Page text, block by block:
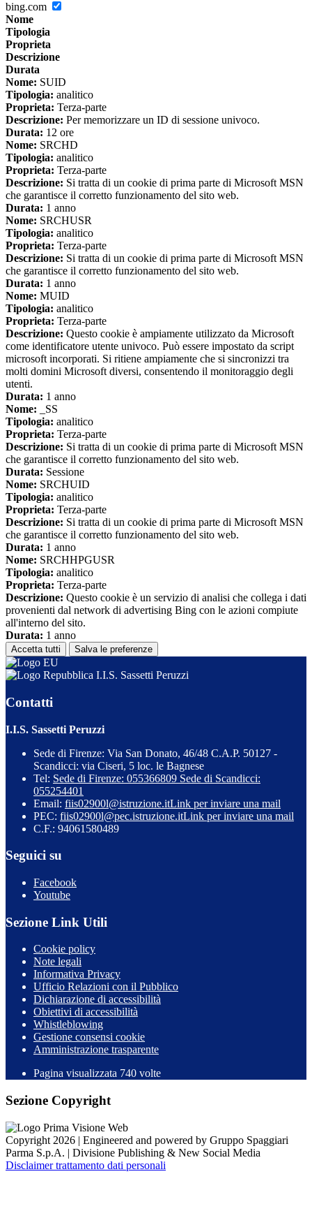
bing.com
Nome
Tipologia
Proprieta
Descrizione
Durata
Nome: SUID
Tipologia: analitico
Proprieta: Terza-parte
Descrizione: Per memorizzare un ID di sessione univoco.
Durata: 12 ore
Nome: SRCHD
Tipologia: analitico
Proprieta: Terza-parte
Descrizione: Si tratta di un cookie di prima parte di Microsoft MSN
che garantisce il corretto funzionamento del sito web.
Durata: 1 anno
Nome: SRCHUSR
Tipologia: analitico
Proprieta: Terza-parte
Descrizione: Si tratta di un cookie di prima parte di Microsoft MSN
che garantisce il corretto funzionamento del sito web.
Durata: 1 anno
Nome: MUID
Tipologia: analitico
Proprieta: Terza-parte
Descrizione: Questo cookie è ampiamente utilizzato da Microsoft
come identificatore utente univoco. Può essere impostato da script
microsoft incorporati. Si ritiene ampiamente che si sincronizzi tra
molti domini Microsoft diversi, consentendo il monitoraggio degli
utenti.
Durata: 1 anno
Nome: _SS
Tipologia: analitico
Proprieta: Terza-parte
Descrizione: Si tratta di un cookie di prima parte di Microsoft MSN
che garantisce il corretto funzionamento del sito web.
Durata: Sessione
Nome: SRCHUID
Tipologia: analitico
Proprieta: Terza-parte
Descrizione: Si tratta di un cookie di prima parte di Microsoft MSN
che garantisce il corretto funzionamento del sito web.
Durata: 1 anno
Nome: SRCHHPGUSR
Tipologia: analitico
Proprieta: Terza-parte
Descrizione: Questo cookie è un servizio di analisi che collega i dati
provenienti dal network di advertising Bing con le azioni compiute
all'interno del sito.
Durata: 1 anno
Accetta tutti Salva le preferenze
I.I.S. Sassetti Peruzzi
Contatti
I.I.S. Sassetti Peruzzi
Sede di Firenze: Via San Donato, 46/48 C.A.P. 50127 -
Scandicci: via Ciseri, 5 loc. le Bagnese
Tel: Sede di Firenze: 055366809 Sede di Scandicci:
055254401
Email: fiis02900l@istruzione.itLink per inviare una mail
PEC: fiis02900l@pec.istruzione.itLink per inviare una mail
C.F.: 94061580489
Seguici su
Facebook
Youtube
Sezione Link Utili
Cookie policy
Note legali
Informativa Privacy
Ufficio Relazioni con il Pubblico
Dichiarazione di accessibilità
Obiettivi di accessibilità
Whistleblowing
Gestione consensi cookie
Amministrazione trasparente
Pagina visualizzata 740 volte
Sezione Copyright
Copyright 2026 | Engineered and powered by Gruppo Spaggiari
Parma S.p.A. | Divisione Publishing & New Social Media
Disclaimer trattamento dati personali